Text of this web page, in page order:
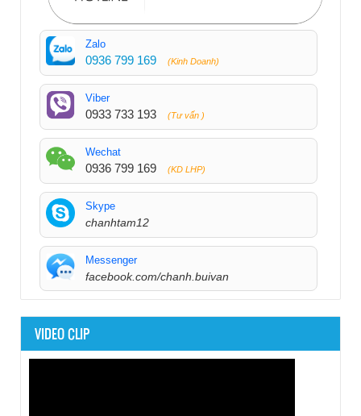
Zalo
0936 799 169 (Kinh Doanh)
Viber
0933 733 193 (Tư vấn )
Wechat
0936 799 169 (KD LHP)
Skype
chanhtam12
Messenger
facebook.com/chanh.buivan
VIDEO CLIP